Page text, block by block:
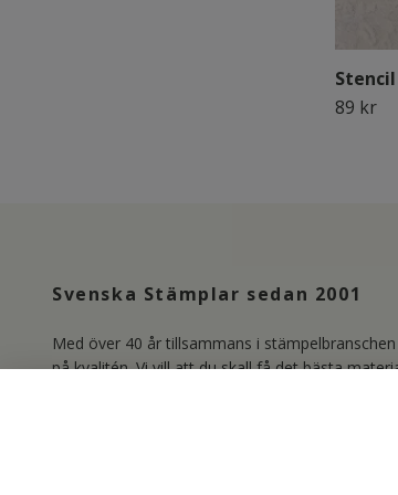
89 kr
Svenska Stämplar sedan 2001
Med över 40 år tillsammans i
på kvalitén. Vi vill att du skall få det bästa
Photopolymer. Läs mer om oss under länken